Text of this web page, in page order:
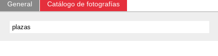
General Catálogo de fotografías